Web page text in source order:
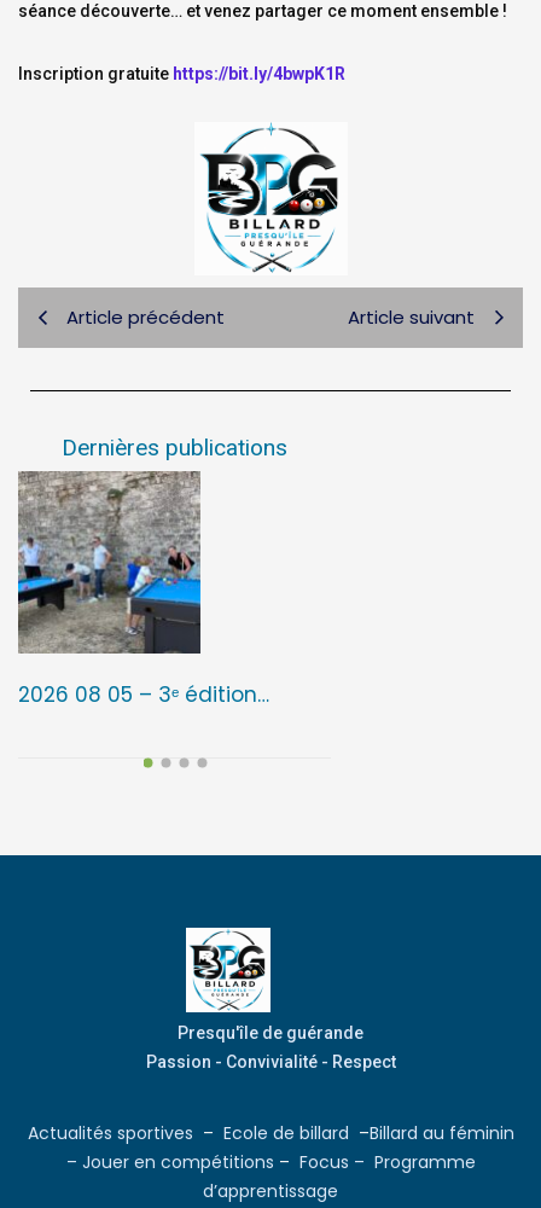
Dernières publications
2026 08 05 – 3ᵉ édition…
séance découverte… et venez partager ce moment ensemble !
Inscription gratuite https://bit.ly/4bwpK1R
Article précédent Article suivant
Presqu'île de guérande
Passion - Convivialité - Respect
Actualités sportives – Ecole de billard –Billard au féminin
– Jouer en compétitions – Focus – Programme
d’apprentissage